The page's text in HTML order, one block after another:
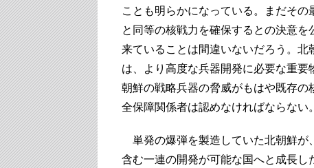
ことも明らかになっている。まだそ
と同等の核戦力を確保するとの決意
来ていることは間違いないだろう。
は、より高度な兵器開発に必要な重
朝鮮の戦略兵器の脅威がもはや既存
全保障関係者は認めなければならない。
単発の爆弾を製造していた北朝鮮が
含む一連の開発が可能な国へと成長し